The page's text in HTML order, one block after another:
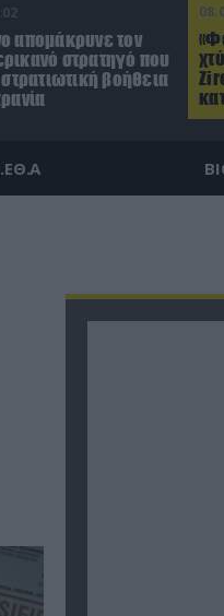
απομάκρυνε τον
στρατηγό που
βοήθεια